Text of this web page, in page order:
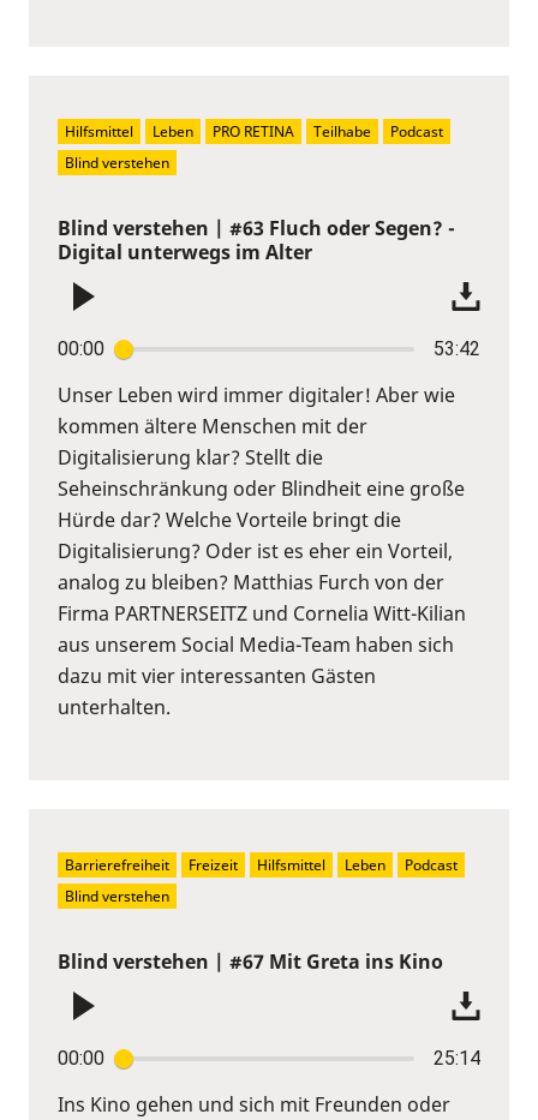
Blind verstehen | #63 Fluch oder Segen? -
Digital unterwegs im Alter
00:00 53:42
Unser Leben wird immer digitaler! Aber wie
kommen ältere Menschen mit der
Digitalisierung klar? Stellt die
Seheinschränkung oder Blindheit eine große
Hürde dar? Welche Vorteile bringt die
Digitalisierung? Oder ist es eher ein Vorteil,
analog zu bleiben? Matthias Furch von der
Firma PARTNERSEITZ und Cornelia Witt-Kilian
aus unserem Social Media-Team haben sich
dazu mit vier interessanten Gästen
unterhalten.
Hilfsmittel Leben PRO RETINA Teilhabe
Podcast
Blind verstehen
Blind verstehen | #67 Mit Greta ins Kino
00:00 25:14
Ins Kino gehen und sich mit Freunden oder
Barrierefreiheit Freizeit Hilfsmittel Leben
Podcast
Blind verstehen